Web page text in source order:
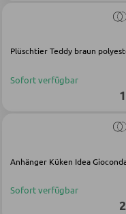
Kleiderbügel
Plüschtier Teddy braun
Sofort verfügbar
Sofort verfügbar